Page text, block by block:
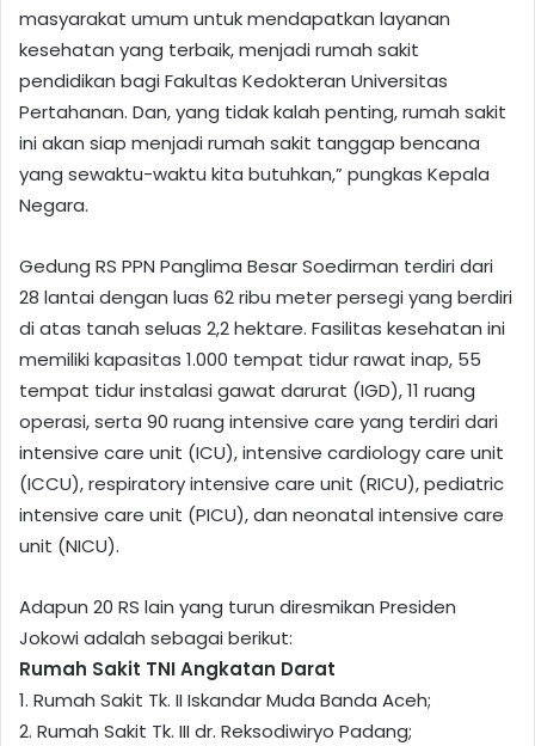
masyarakat umum untuk mendapatkan layanan
kesehatan yang terbaik, menjadi rumah sakit
pendidikan bagi Fakultas Kedokteran Universitas
Pertahanan. Dan, yang tidak kalah penting, rumah sakit
ini akan siap menjadi rumah sakit tanggap bencana
yang sewaktu-waktu kita butuhkan,” pungkas Kepala
Negara.
Gedung RS PPN Panglima Besar Soedirman terdiri dari
28 lantai dengan luas 62 ribu meter persegi yang berdiri
di atas tanah seluas 2,2 hektare. Fasilitas kesehatan ini
memiliki kapasitas 1.000 tempat tidur rawat inap, 55
tempat tidur instalasi gawat darurat (IGD), 11 ruang
operasi, serta 90 ruang intensive care yang terdiri dari
intensive care unit (ICU), intensive cardiology care unit
(ICCU), respiratory intensive care unit (RICU), pediatric
intensive care unit (PICU), dan neonatal intensive care
unit (NICU).
Adapun 20 RS lain yang turun diresmikan Presiden
Jokowi adalah sebagai berikut:
Rumah Sakit TNI Angkatan Darat
1. Rumah Sakit Tk. II Iskandar Muda Banda Aceh;
2. Rumah Sakit Tk. III dr. Reksodiwiryo Padang;